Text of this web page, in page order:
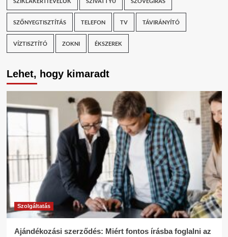
SZŐNYEGTISZTÍTÁS TELEFON TV TÁVIRÁNYÍTÓ
VÍZTISZTÍTÓ ZOKNI ÉKSZEREK
Lehet, hogy kimaradt
Szolgáltatás
Ajándékozási szerződés: Miért fontos írásba foglalni az